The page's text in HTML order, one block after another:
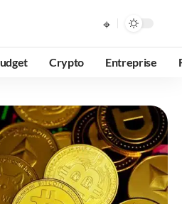
Crypto Entreprise